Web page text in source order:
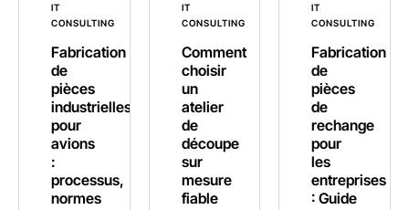
IT
CONSULTING
Fabrication
de
pièces
industrielles
pour
avions
:
processus,
normes
IT
CONSULTING
Comment
choisir
un
atelier
de
découpe
sur
mesure
fiable
IT
CONSULTING
Fabrication
de
pièces
de
rechange
pour
les
entreprises
: Guide